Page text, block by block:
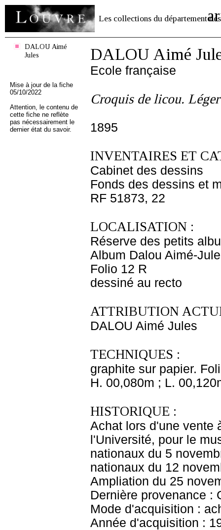
Les collections du département des
DALOU Aimé
Jules
Mise à jour de la fiche
05/10/2022
Attention, le contenu de
cette fiche ne reflète
pas nécessairement le
dernier état du savoir.
DALOU Aimé
Ecole française
Croquis de licou.
1895
INVENTAIRES ET
Cabinet des dessins
Fonds des dessins et
RF 51873, 22
LOCALISATION :
Réserve des petits
Album Dalou Aimé-
Folio 12 R
dessiné au recto
ATTRIBUTION
DALOU Aimé Jules
TECHNIQUES :
graphite sur papier.
H. 00,080m ; L.
HISTORIQUE :
Achat lors d'une vente
l'Université, pour le
nationaux du 5
nationaux du 12
Ampliation du 25
Dernière provenance :
Mode d'acquisition :
Année d'acquisition :